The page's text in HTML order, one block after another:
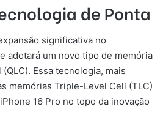
de Ponta
significativa no
adotará um novo tipo de memória
Essa tecnologia, mais
memórias Triple-Level Cell (TLC)
16 Pro no topo da inovação